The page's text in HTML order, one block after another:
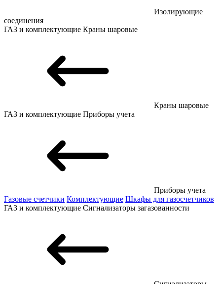
Изолирующие
соединения
ГАЗ и комплектующие Краны шаровые
Краны шаровые
ГАЗ и комплектующие Приборы учета
Приборы учета
Газовые счетчики Комплектующие Шкафы для газосчетчиков
ГАЗ и комплектующие Сигнализаторы загазованности